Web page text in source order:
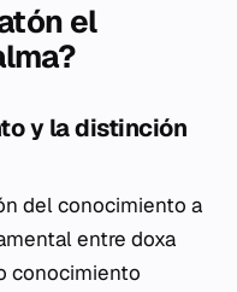
el
y la distinción
del conocimiento a
entre doxa
conocimiento